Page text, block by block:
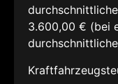
3.600,00 € (bei